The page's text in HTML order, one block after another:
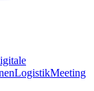
LogistikMeeting